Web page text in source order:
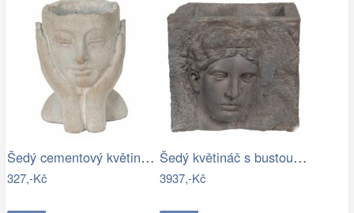
Šedý cementový květináč hlava ženy v…
327,-Kč
Šedý květináč s bustou v antickém stylu…
3937,-Kč